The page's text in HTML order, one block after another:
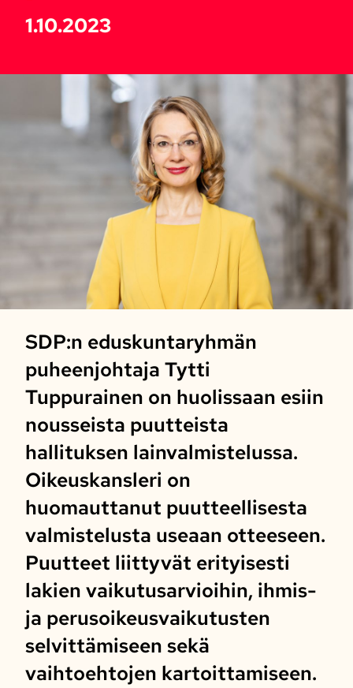
1.10.2023
SDP:n eduskuntaryhmän
puheenjohtaja Tytti
Tuppurainen on huolissaan esiin
nousseista puutteista
hallituksen lainvalmistelussa.
Oikeuskansleri on
huomauttanut puutteellisesta
valmistelusta useaan otteeseen.
Puutteet liittyvät erityisesti
lakien vaikutusarvioihin, ihmis-
ja perusoikeusvaikutusten
selvittämiseen sekä
vaihtoehtojen kartoittamiseen.